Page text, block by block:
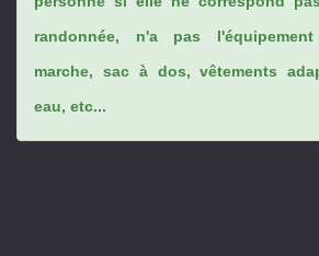
randonnée, n'a pas
marche, sac à dos, vêtements
eau, etc...